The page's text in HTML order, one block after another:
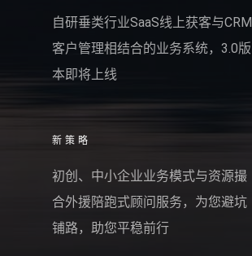
自研垂类行业SaaS线上获客与CRM
客户管理相结合的业务系统，3.0版
本即将上线
新策略
初创、中小企业业务模式与资源撮
合外援陪跑式顾问服务，为您避坑
铺路，助您平稳前行